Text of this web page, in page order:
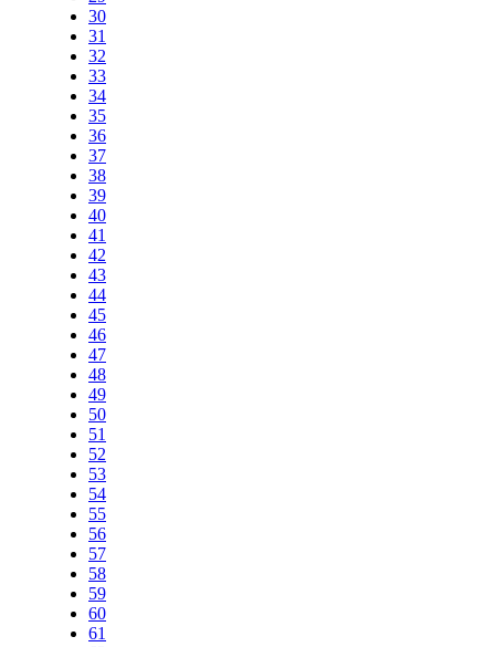
30
31
32
33
34
35
36
37
38
39
40
41
42
43
44
45
46
47
48
49
50
51
52
53
54
55
56
57
58
59
60
61